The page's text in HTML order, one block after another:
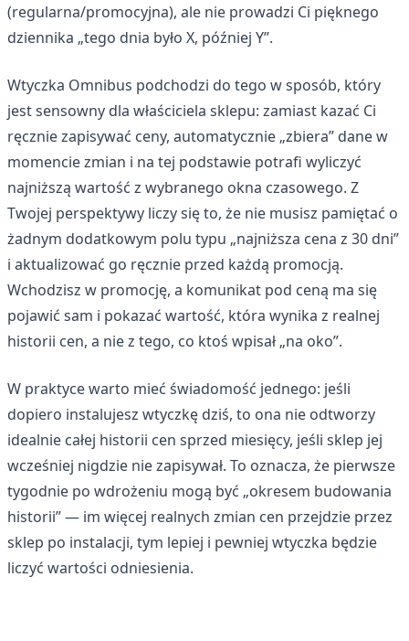
(regularna/promocyjna), ale nie prowadzi Ci pięknego
dziennika „tego dnia było X, później Y”.
Wtyczka Omnibus podchodzi do tego w sposób, który
jest sensowny dla właściciela sklepu: zamiast kazać Ci
ręcznie zapisywać ceny, automatycznie „zbiera” dane w
momencie zmian i na tej podstawie potrafi wyliczyć
najniższą wartość z wybranego okna czasowego. Z
Twojej perspektywy liczy się to, że nie musisz pamiętać o
żadnym dodatkowym polu typu „najniższa cena z 30 dni”
i aktualizować go ręcznie przed każdą promocją.
Wchodzisz w promocję, a komunikat pod ceną ma się
pojawić sam i pokazać wartość, która wynika z realnej
historii cen, a nie z tego, co ktoś wpisał „na oko”.
W praktyce warto mieć świadomość jednego: jeśli
dopiero instalujesz wtyczkę dziś, to ona nie odtworzy
idealnie całej historii cen sprzed miesięcy, jeśli sklep jej
wcześniej nigdzie nie zapisywał. To oznacza, że pierwsze
tygodnie po wdrożeniu mogą być „okresem budowania
historii” — im więcej realnych zmian cen przejdzie przez
sklep po instalacji, tym lepiej i pewniej wtyczka będzie
liczyć wartości odniesienia.